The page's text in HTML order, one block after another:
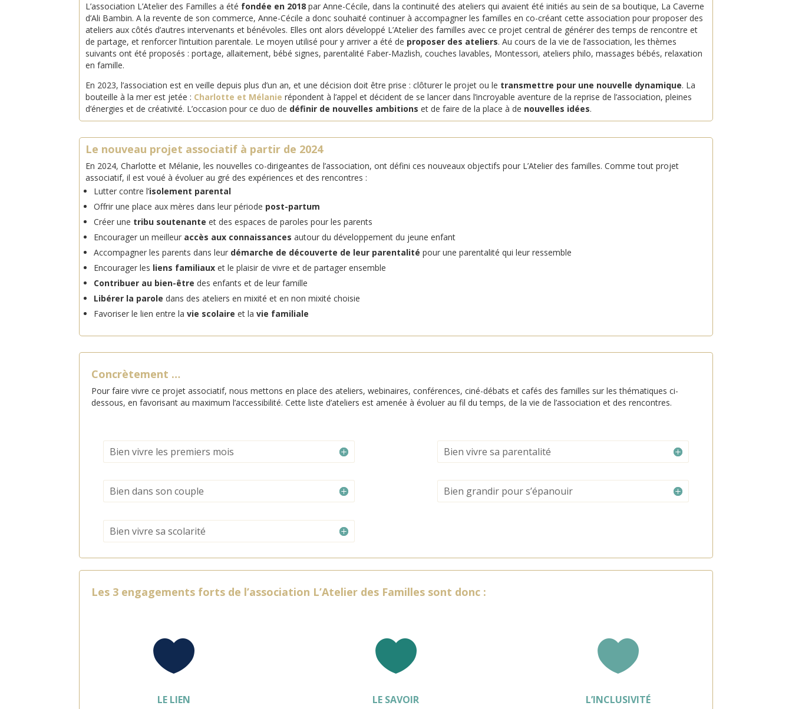
L’association L’Atelier des Familles a été fondée en 2018 par Anne-Cécile, dans la continuité des ateliers qui avaient été initiés au sein de sa boutique, La Caverne
d’Ali Bambin. A la revente de son commerce, Anne-Cécile a donc souhaité continuer à accompagner les familles en co-créant cette association pour proposer des
ateliers aux côtés d’autres intervenants et bénévoles. Elles ont alors développé L’Atelier des familles avec ce projet central de générer des temps de rencontre et
de partage, et renforcer l’intuition parentale. Le moyen utilisé pour y arriver a été de proposer des ateliers. Au cours de la vie de l’association, les thèmes
suivants ont été proposés : portage, allaitement, bébé signes, parentalité Faber-Mazlish, couches lavables, Montessori, ateliers philo, massages bébés, relaxation
en famille.
En 2023, l’association est en veille depuis plus d’un an, et une décision doit être prise : clôturer le projet ou le transmettre pour une nouvelle dynamique. La
bouteille à la mer est jetée : Charlotte et Mélanie répondent à l’appel et décident de se lancer dans l’incroyable aventure de la reprise de l’association, pleines
d’énergies et de créativité. L’occasion pour ce duo de définir de nouvelles ambitions et de faire de la place à de nouvelles idées.
Le nouveau projet associatif à partir de 2024
En 2024, Charlotte et Mélanie, les nouvelles co-dirigeantes de l’association, ont défini ces nouveaux objectifs pour L’Atelier des familles. Comme tout projet
associatif, il est voué à évoluer au gré des expériences et des rencontres :
Lutter contre l’isolement parental
Offrir une place aux mères dans leur période post-partum
Créer une tribu soutenante et des espaces de paroles pour les parents
Encourager un meilleur accès aux connaissances autour du développement du jeune enfant
Accompagner les parents dans leur démarche de découverte de leur parentalité pour une parentalité qui leur ressemble
Encourager les liens familiaux et le plaisir de vivre et de partager ensemble
Contribuer au bien-être des enfants et de leur famille
Libérer la parole dans des ateliers en mixité et en non mixité choisie
Favoriser le lien entre lavie scolaire et la vie familiale
Concrètement …
Pour faire vivre ce projet associatif, nous mettons en place des ateliers, webinaires, conférences, ciné-débats et cafés des familles sur les thématiques ci-
dessous, en favorisant au maximum l’accessibilité. Cette liste d’ateliers est amenée à évoluer au fil du temps, de la vie de l’association et des rencontres.
Bien vivre les premiers mois
Bien dans son couple
Bien vivre sa scolarité
Bien vivre sa parentalité
Bien grandir pour s’épanouir
Les 3 engagements forts de l’association L’Atelier des Familles sont donc :

LE LIEN

LE SAVOIR

L’INCLUSIVITÉ